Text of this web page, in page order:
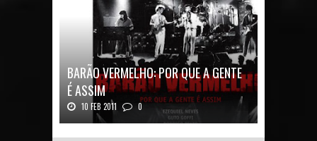
BARÃO VERMELHO: POR QUE A GENTE
É ASSIM
10 FEB 2011 0
Barão Vermelho: Por que a Gente é